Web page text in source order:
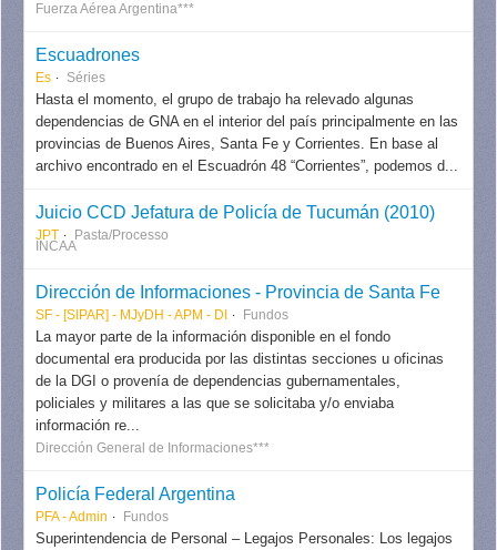
Fuerza Aérea Argentina***
Escuadrones
Es Séries
Hasta el momento, el grupo de trabajo ha relevado algunas
dependencias de GNA en el interior del país principalmente en las
provincias de Buenos Aires, Santa Fe y Corrientes. En base al
archivo encontrado en el Escuadrón 48 “Corrientes”, podemos d...
Juicio CCD Jefatura de Policía de Tucumán (2010)
JPT Pasta/Processo
INCAA
Dirección de Informaciones - Provincia de Santa Fe
SF - [SIPAR] - MJyDH - APM - DI Fundos
La mayor parte de la información disponible en el fondo
documental era producida por las distintas secciones u oficinas
de la DGI o provenía de dependencias gubernamentales,
policiales y militares a las que se solicitaba y/o enviaba
información re...
Dirección General de Informaciones***
Policía Federal Argentina
PFA - Admin Fundos
Superintendencia de Personal – Legajos Personales: Los legajos